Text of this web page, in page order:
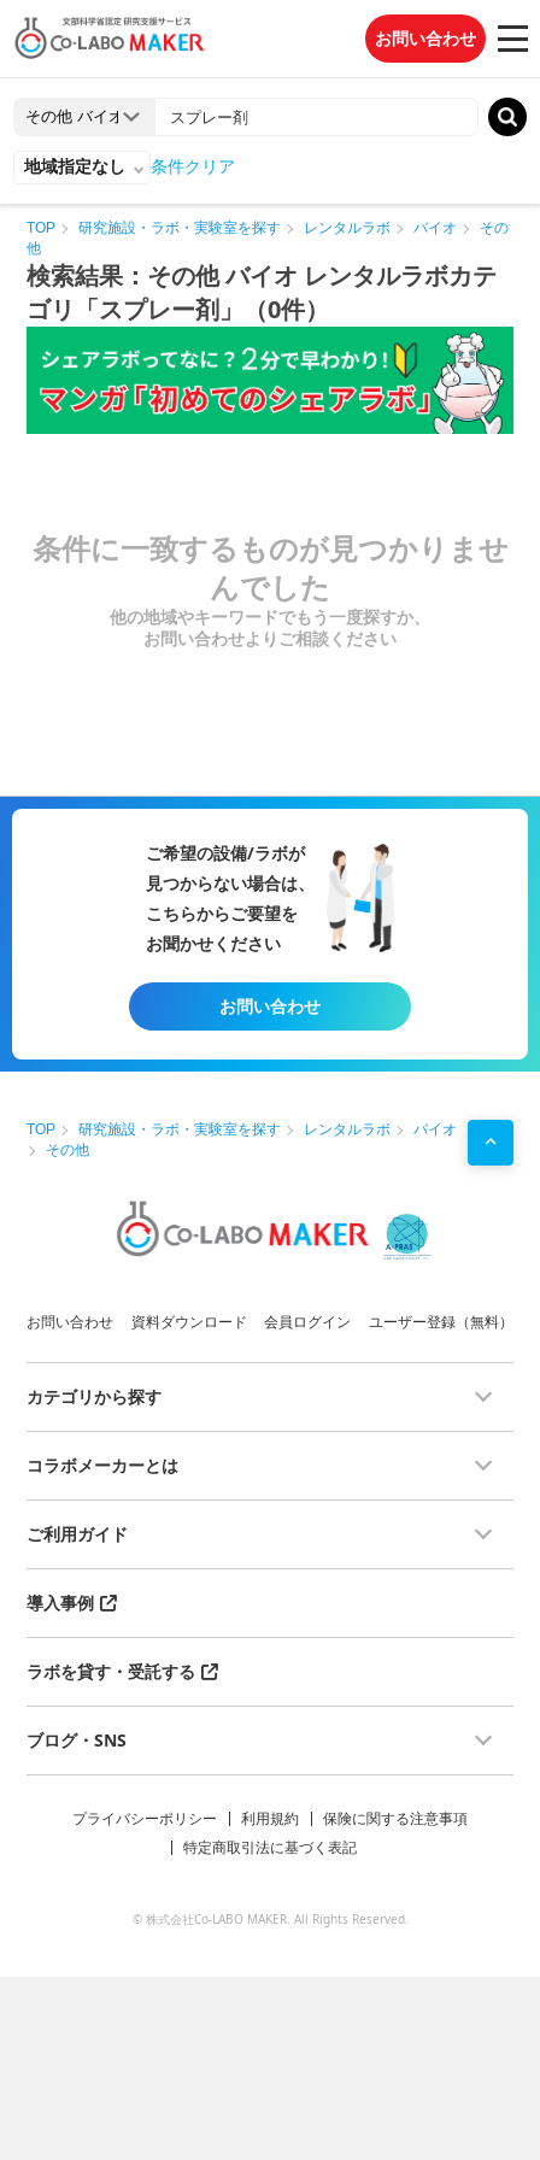
お問い合わせ
地域指定なし 条件クリア
TOP 研究施設・ラボ・実験室を探す レンタルラボ バイオ
その
他
検索結果：その他 バイオ レンタルラボカテ
ゴリ「スプレー剤」（0件）
条件に一致するものが見つかりませ
んでした
他の地域やキーワードでもう一度探すか、
お問い合わせよりご相談ください
ご希望の設備/ラボが
見つからない場合は、
こちらからご要望を
お聞かせください
お問い合わせ
TOP 研究施設・ラボ・実験室を探す レンタルラボ
バイオ
その他
お問い合わせ 資料ダウンロード 会員ログイン ユーザー登録（無料）
カテゴリから探す
コラボメーカーとは
ご利用ガイド
導入事例
ラボを貸す・受託する
ブログ・SNS
プライバシーポリシー 利用規約
保険に関する注意事項
特定商取引法に基づく表記
© 株式会社Co-LABO MAKER. All Rights Reserved.